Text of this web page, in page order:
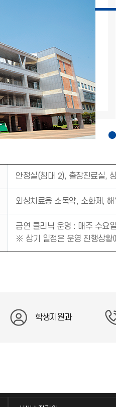
안정실(침대 2), 출장진료실,
외상치료용 소독약, 소화제,
금연 클리닉 운영 : 매주 수요
※ 상기 일정은 운영 진행상황
학생지원과